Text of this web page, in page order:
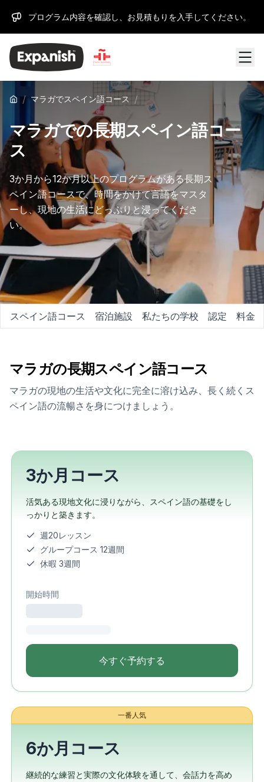
プログラム内容を確認し、お見積もりを入手してください。
/ マラガでスペイン語コース /
マラガでの長期スペイン語コー
ス
3か月から12か月以上のプログラムがある長期ス
ペイン語コースで、時間をかけて言語をマスタ
ーし、現地の生活にどっぷりと浸ってくださ
い。
スペイン語コース 宿泊施設 私たちの学校 認定 料金
マラガの長期スペイン語コース
マラガの現地の生活や文化に完全に溶け込み、長く続くス
ペイン語の流暢さを身につけましょう。
3か月コース
活気ある現地文化に浸りながら、スペイン語の基礎をし
っかりと築きます。
週20レッスン
グループコース 12週間
休暇 3週間
開始時間
今すぐ予約する
一番人気
6か月コース
継続的な練習と実際の文化体験を通して、会話力を高め